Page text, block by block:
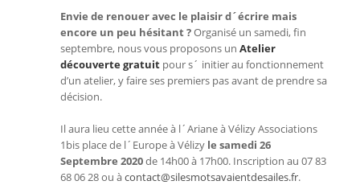
Envie de renouer avec le plaisir d´écrire mais
encore un peu hésitant ?Organisé un samedi, fin
septembre, nous vous proposons un Atelier
découverte gratuit pour s´ initier au fonctionnement
d’un atelier, y faire ses premiers pas avant de prendre sa
décision.
Il aura lieu cette année à l´Ariane à Vélizy Associations
1bis place de l´Europe à Vélizy le samedi 26
Septembre 2020de 14h00 à 17h00. Inscription au 07 83
68 06 28 ou àcontact@silesmotsavaientdesailes.fr.